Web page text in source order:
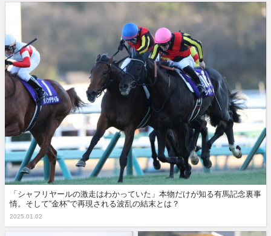
「シャフリヤールの激走はわかっていた」本物だけが知る有馬記念裏事
情。そして“金杯”で再現される波乱の結末とは？
2025.01.02